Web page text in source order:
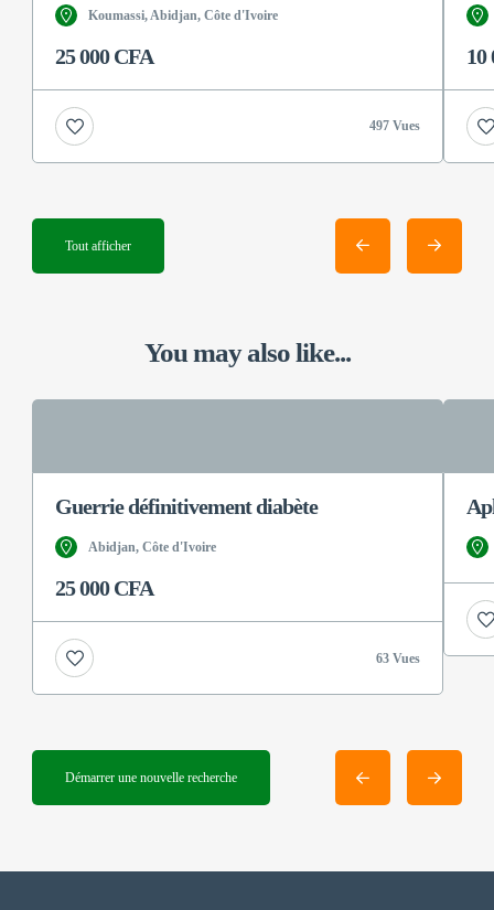
Koumassi, Abidjan, Côte d'Ivoire
25 000 CFA
497 Vues
10
Tout afficher
You may also like...
Guerrie définitivement diabète
Abidjan, Côte d'Ivoire
25 000 CFA
63 Vues
Démarrer une nouvelle recherche